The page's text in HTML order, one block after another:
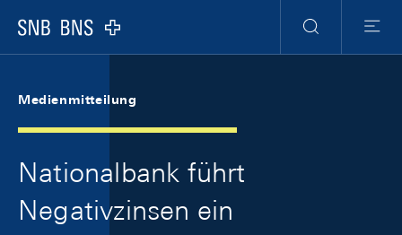
Logo
Suche
Menu
Medienmitteilung
Nationalbank führt
Negativzinsen ein